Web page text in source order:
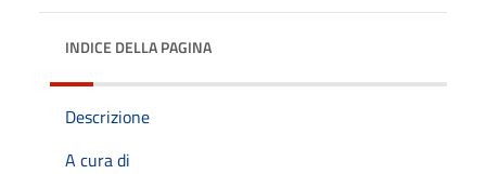
INDICE DELLA PAGINA
Descrizione
A cura di